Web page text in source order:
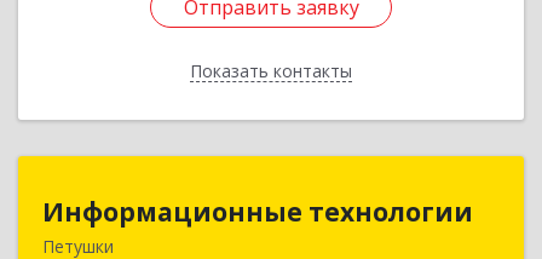
Отправить заявку
Показать контакты
Отправить заявку
Назад
Информационные технологии
Петушки
Информационные технологии